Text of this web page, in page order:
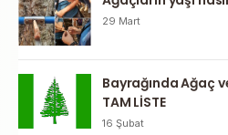
29 Mart
Bayrağında Ağaç
TAM LİSTE
16 Şubat